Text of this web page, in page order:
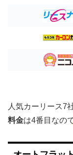
人気カーリース7
料金は4番目なの